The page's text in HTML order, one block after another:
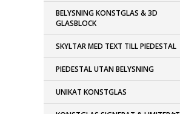
BELYSNING KONSTGLAS & 3D
GLASBLOCK
SKYLTAR MED TEXT TILL PIEDESTAL
PIEDESTAL UTAN BELYSNING
UNIKAT KONSTGLAS